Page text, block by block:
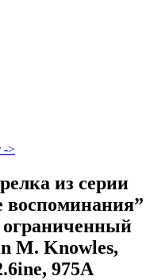
->
из серии
воспоминания”
M. Knowles,
975A